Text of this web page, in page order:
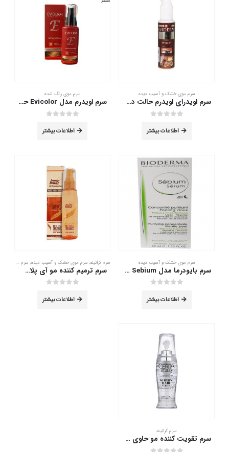
سرم موی خشک و آسیب دیده
سرم اویدرای اویدرم حالت دهنده و نرم کننده مو 100 میلی لیتر
اطلاعات بیشتر
سرم موی رنگ شده
سرم اویدرم مدل Evicolor حجم 100 میلی لیتر
اطلاعات بیشتر
سرم موی خشک و آسیب دیده
سرم بایودرما مدل Serum Sebium حجم 40 میلی لیتر
اطلاعات بیشتر
سرم کراتینه, سرم موی خشک و آسیب دیده, سرم موی وز
سرم ترمیم کننده مو آی پلاس حاوی کراتین 100 میلی لیتر
اطلاعات بیشتر
سرم کراتینه
سرم تقویت کننده مو حاوی کراتین سریتا 60 میلی لیتر